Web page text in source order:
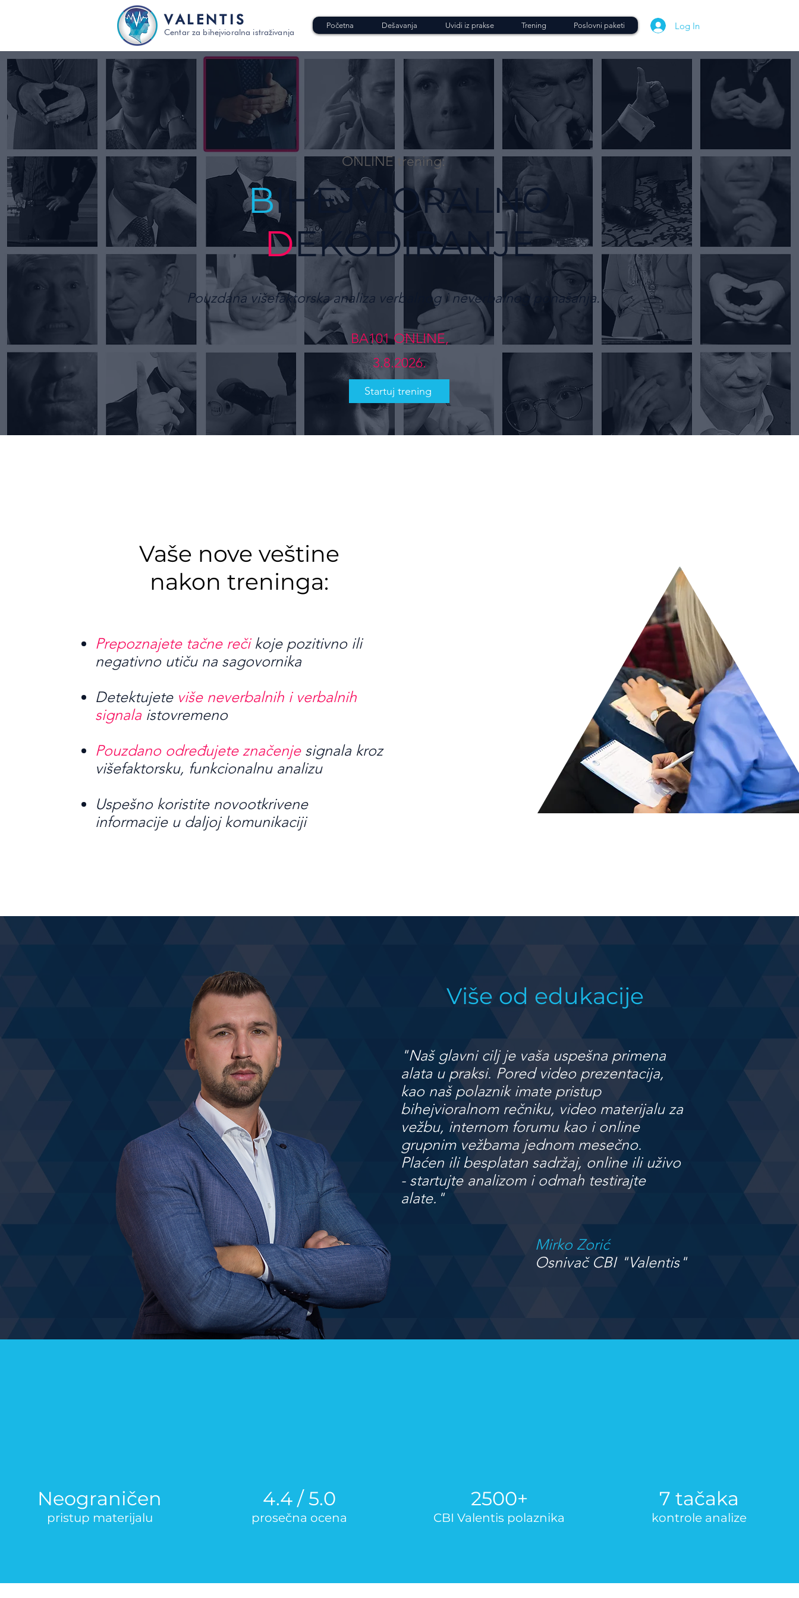
VALENTIS
Centar za bihejvioralna istraživanja
Početna Dešavanja Uvidi iz prakse Trening Poslovni paketi Log In
ONLINE trening:
BIHEJVIORALNO
DEKODIRANJE
BA101 ONLINE,
3.8.2026.
Pouzdana višefaktorska analiza verbalnog i neverbalnog ponašanja.
Startuj trening
Vaše nove veštine
nakon treninga:
Prepoznajete tačne rečikoje pozitivno ili
negativno utiču na sagovornika
Detektujete više neverbalnih i verbalnih
signala istovremeno
Pouzdano određujete značenjesignala kroz
višefaktorsku, funkcionalnu analizu
Uspešno koristite novootkrivene
informacije u daljoj komunikaciji
Više od edukacije
"Naš glavni cilj je vaša uspešna primena
alata u praksi. Pored video prezentacija,
kao naš polaznik imate pristup
bihejvioralnom rečniku, video materijalu za
vežbu, internom forumu kao i online
grupnim vežbama jednom mesečno.
Plaćen ili besplatan sadržaj, online ili uživo
- startujte analizom i odmah testirajte
alate."
Mirko Zorić
Osnivač CBI "Valentis"
Neograničen
pristup materijalu
4.4 / 5.0
prosečna ocena
2500+
CBI Valentis polaznika
7 tačaka
kontrole analize